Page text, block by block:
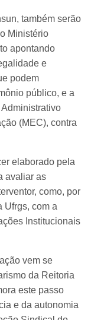
também serão
Ministério
apontando
e
podem
público, e a
(MEC), contra
elaborado pela
avaliar as
como, por
Ufrgs, com a
Institucionais
vem se
da Reitoria
este passo
e da autonomia